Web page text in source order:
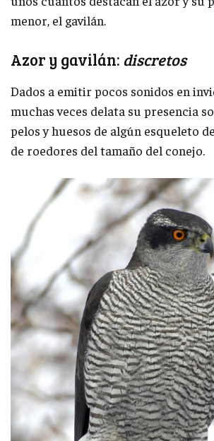
menor, el gavilán.
Azor y gavilán: discretos
Dados a emitir pocos sonidos en
muchas veces delata su presencia
pelos y huesos de algún esqueleto
de roedores del tamaño del conejo.